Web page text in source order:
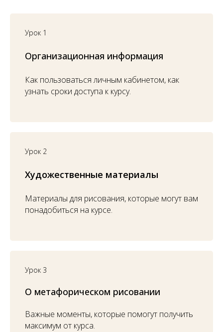
Урок 1
Организационная информация
Как пользоваться личным кабинетом, как
узнать сроки доступа к курсу.
Урок 2
Художественные материалы
Материалы для рисования, которые могут вам
понадобиться на курсе.
Урок 3
О метафорическом рисовании
Важные моменты, которые помогут получить
максимум от курса.